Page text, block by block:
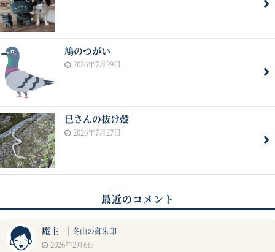
鳩のつがい
2026年7月29日
巳さんの抜け殻
2026年7月27日
最近のコメント
庵主 ｜ 冬山の御朱印
2026年2月6日